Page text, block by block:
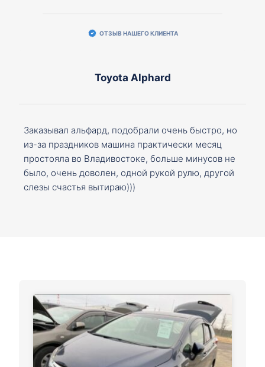
ОТЗЫВ НАШЕГО КЛИЕНТА
Toyota Alphard
Заказывал альфард, подобрали очень быстро, но
из-за праздников машина практически месяц
простояла во Владивостоке, больше минусов не
было, очень доволен, одной рукой рулю, другой
слезы счастья вытираю)))